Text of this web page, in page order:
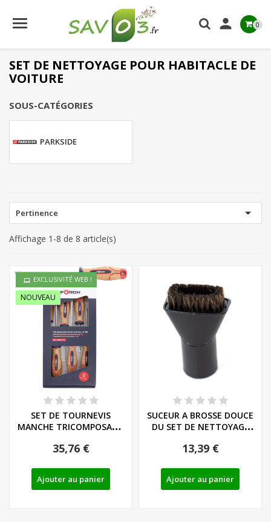
 0
SET DE NETTOYAGE POUR HABITACLE DE
VOITURE
SOUS-CATÉGORIES
PARKSIDE
Pertinence 
Affichage 1-8 de 8 article(s)
EXCLUSIVITÉ WEB !
NOUVEAU
SET DE TOURNEVIS
MANCHE TRICOMPOSANT
35,76 €
Ajouter au panier
SUCEUR A BROSSE DOUCE
DU SET DE NETTOYAGE
13,39 €
Ajouter au panier